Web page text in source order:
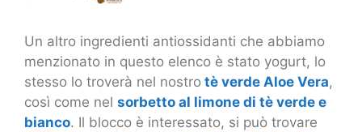
Un altro ingredienti antiossidanti che abbiamo
menzionato in questo elenco è stato yogurt, lo
stesso lo troverà nel nostro tè verde Aloe Vera,
così come nel sorbetto al limone di tè verde e
bianco. Il blocco è interessato, si può trovare